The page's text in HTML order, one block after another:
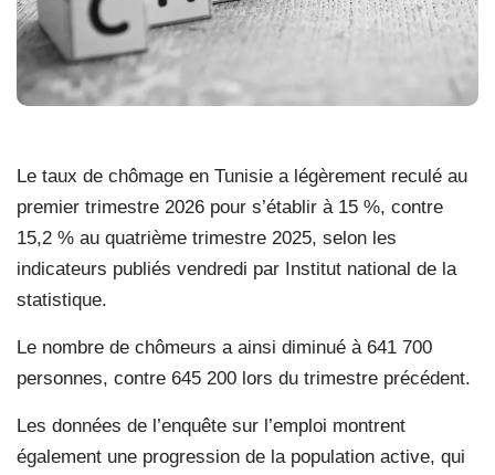
Le taux de chômage en Tunisie a légèrement reculé au
premier trimestre 2026 pour s’établir à 15 %, contre
15,2 % au quatrième trimestre 2025, selon les
indicateurs publiés vendredi par Institut national de la
statistique.
Le nombre de chômeurs a ainsi diminué à 641 700
personnes, contre 645 200 lors du trimestre précédent.
Les données de l’enquête sur l’emploi montrent
également une progression de la population active, qui